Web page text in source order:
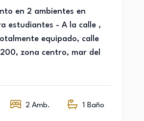
en 2 ambientes en
estudiantes - A la calle ,
equipado, calle
zona centro, mar del
2 Amb. 1 Baño